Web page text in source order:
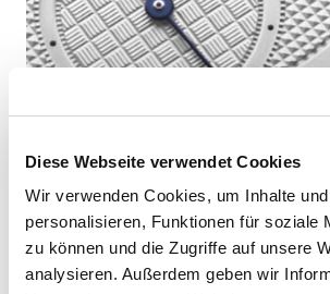
Diese Webseite verwendet Cookies
Wir verwenden Cookies, um Inhalte
personalisieren, Funktionen für soziale
zu können und die Zugriffe auf unsere
analysieren. Außerdem geben wir